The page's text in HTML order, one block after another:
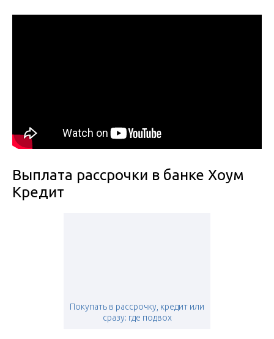
Выплата рассрочки в банке Хоум
Кредит
Покупать в рассрочку, кредит или
сразу: где подвох